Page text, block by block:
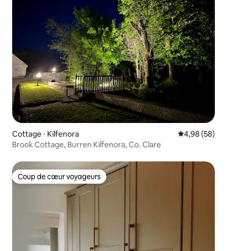
Cottage ⋅ Kilfenora Évaluation
4,98 (58)
Brook Cottage, Burren Kilfenora, Co. Clare
Coup de cœur voyageurs
Coup de cœur voyageurs